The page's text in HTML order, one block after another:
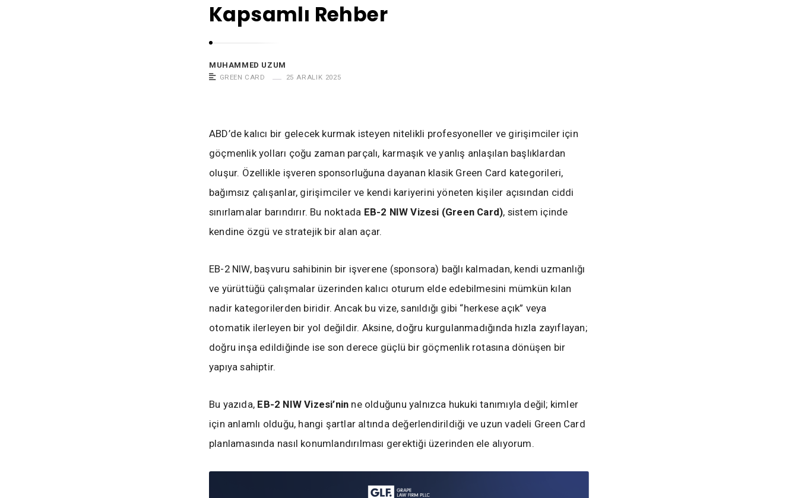
Kapsamlı Rehber
MUHAMMED UZUM
GREEN CARD 25 ARALIK 2025
ABD’de kalıcı bir gelecek kurmak isteyen nitelikli profesyoneller ve girişimciler için
göçmenlik yolları çoğu zaman parçalı, karmaşık ve yanlış anlaşılan başlıklardan
oluşur. Özellikle işveren sponsorluğuna dayanan klasik Green Card kategorileri,
bağımsız çalışanlar, girişimciler ve kendi kariyerini yöneten kişiler açısından ciddi
sınırlamalar barındırır. Bu noktada EB-2 NIW Vizesi (Green Card), sistem içinde
kendine özgü ve stratejik bir alan açar.
EB-2 NIW, başvuru sahibinin bir işverene (sponsora) bağlı kalmadan, kendi uzmanlığı
ve yürüttüğü çalışmalar üzerinden kalıcı oturum elde edebilmesini mümkün kılan
nadir kategorilerden biridir. Ancak bu vize, sanıldığı gibi “herkese açık” veya
otomatik ilerleyen bir yol değildir. Aksine, doğru kurgulanmadığında hızla zayıflayan;
doğru inşa edildiğinde ise son derece güçlü bir göçmenlik rotasına dönüşen bir
yapıya sahiptir.
Bu yazıda, EB-2 NIW Vizesi’nin ne olduğunu yalnızca hukuki tanımıyla değil; kimler
için anlamlı olduğu, hangi şartlar altında değerlendirildiği ve uzun vadeli Green Card
planlamasında nasıl konumlandırılması gerektiği üzerinden ele alıyorum.